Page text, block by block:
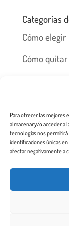
Para ofrecer las mejores
almacenar y/o acceder a
tecnologías nos
identificaciones únicas
afectar negativamente a
Categorías
Cómo
Cómo
Prevención